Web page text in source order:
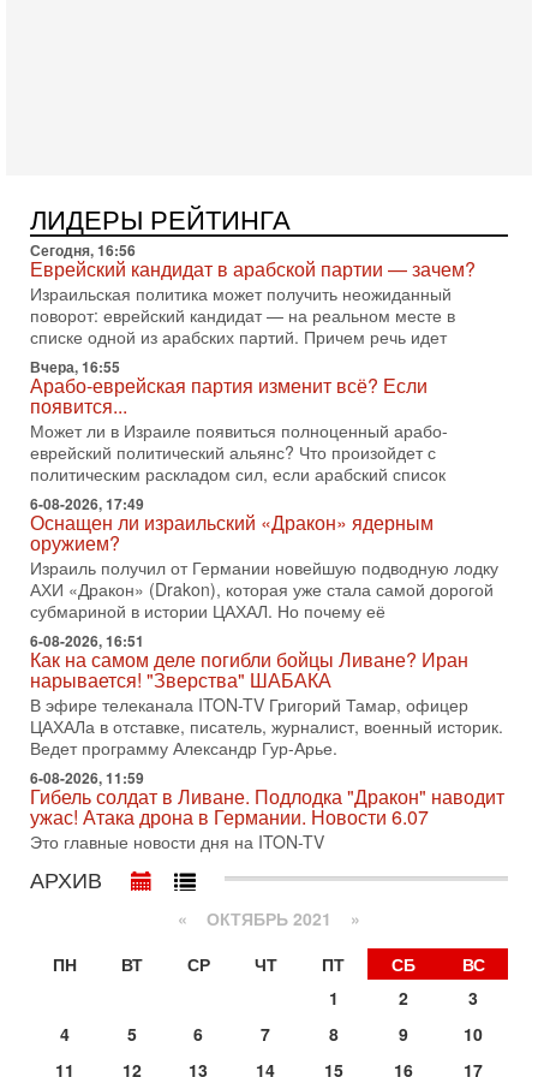
03/08/2026
Президент США Дональд Трамп объявил о возобновлении
переговоров с Ираном, но Тегеран пока не подтвердил
готовность к диалогу. По словам американского
2-08-2026, 08:42
Трамп отменил удар по Ирану - НОВОСТИ
02/08/2026
Президент США Дональд Трамп сегодня заявил об отмене
подготовленного удара по Ирану после обращений
Тегерана и других стран региона. По его словам,
1-08-2026, 17:50
«Русский голос» Израиля: кто заберет его на этот
раз?
Голоса русскоязычных репатриантов не раз кардинально
меняли политический ландшафт Израиля. Достаточно
вспомнить взлет партии «Исраэль ба-алия», когда
31-07-2026, 17:00
Тайны закрытых дверей: о чём на самом деле
молчат Трамп и Нетаньяху?
Недавний визит премьер-министра Израиля Биньямина
Нетаньяху в США и его встреча с Дональдом Трампом
оставили больше вопросов, чем ответов. Полная
31-07-2026, 15:18
Иран готовит покушение на Нетаниягу! Трамп не
хочет эскалации, но КСИР готовит взрыв!
В эфире телеканала ITON-TV СЕРГЕЙ МИГДАЛЬ, эксперт
по вопросам безопасности, офицер запаса
Международного управления полиции Израиля, автор
31-07-2026, 09:02
Битва за разоружение ХАМАСа - НОВОСТИ
Сегодня президент США Дональд Трамп заявил о
достижении исторического соглашения о полном
разоружении ХАМАСа и других вооруженных группировок в
30-07-2026, 17:59
Иран доведет Трампа до крайних мер? Разбор и
оценка от военного обозревателя Давида Шарпа
ЛИДЕРЫ РЕЙТИНГА
Сегодня, 16:56
Еврейский кандидат в арабской партии — зачем?
Израильская политика может получить неожиданный
поворот: еврейский кандидат — на реальном месте в
списке одной из арабских партий. Причем речь идет
Вчера, 16:55
Арабо-еврейская партия изменит всё? Если
появится...
Может ли в Израиле появиться полноценный арабо-
еврейский политический альянс? Что произойдет с
политическим раскладом сил, если арабский список
6-08-2026, 17:49
Оснащен ли израильский «Дракон» ядерным
оружием?
Израиль получил от Германии новейшую подводную лодку
АХИ «Дракон» (Drakon), которая уже стала самой дорогой
субмариной в истории ЦАХАЛ. Но почему её
6-08-2026, 16:51
Как на самом деле погибли бойцы Ливане? Иран
нарывается! "Зверства" ШАБАКА
В эфире телеканала ITON-TV Григорий Тамар, офицер
ЦАХАЛа в отставке, писатель, журналист, военный историк.
Ведет программу Александр Гур-Арье.
6-08-2026, 11:59
Гибель солдат в Ливане. Подлодка "Дракон" наводит
ужас! Атака дрона в Германии. Новости 6.07
Это главные новости дня на ITON-TV
АРХИВ
« ОКТЯБРЬ 2021 »
ПН
ВТ СР ЧТ ПТ СБ
ВС
1
2
3
4
5 6 7 8 9
10
11
12 13 14 15 16
17